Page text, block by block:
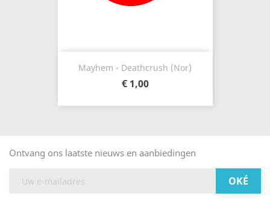
Mayhem - Deathcrush (Nor)
€ 1,00
Ontvang ons laatste nieuws en aanbiedingen